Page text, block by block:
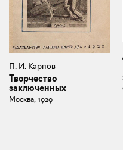
П. И. Карпов
Творчество
заключенных
Москва, 1929